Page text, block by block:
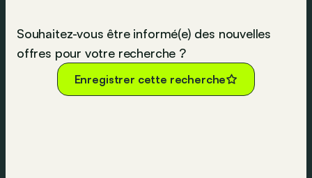
Souhaitez-vous être informé(e) des nouvelles
offres pour votre recherche ?
Enregistrer cette recherche